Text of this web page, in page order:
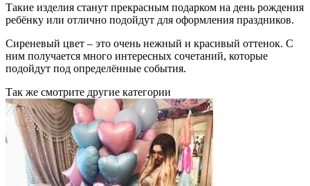
Такие изделия станут прекрасным подарком на день рождения
ребёнку или отлично подойдут для оформления праздников.
Сиреневый цвет – это очень нежный и красивый оттенок. С
ним получается много интересных сочетаний, которые
подойдут под определённые события.
Так же смотрите другие категории